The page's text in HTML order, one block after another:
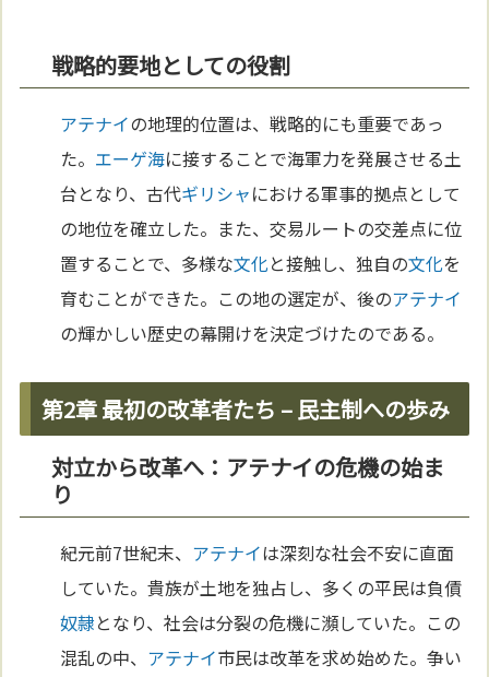
戦略的要地としての役割
アテナイの地理的位置は、戦略的にも重要であっ
た。 エーゲ海に接することで海軍力を発展させる土
台となり、古代ギリシャにおける軍事的拠点として
の地位を確立した。また、交易ルートの交差点に位
置することで、多様な文化と接触し、独自の文化を
育むことができた。この地の選定が、後のアテナイ
の輝かしい歴史の幕開けを決定づけたのである。
第2章 最初の改革者たち – 民主制への歩み
対立から改革へ：アテナイの危機の始ま
り
紀元前7世紀末、 アテナイは深刻な社会不安に直面
していた。貴族が土地を独占し、多くの平民は負債
奴隷となり、社会は分裂の危機に瀕していた。この
混乱の中、 アテナイ市民は改革を求め始めた。争い